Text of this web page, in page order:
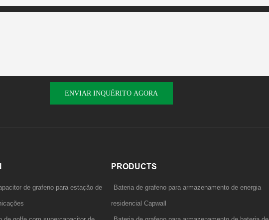
ENVIAR INQUÉRITO AGORA
de grafeno para estação de
PRODUCTS
Bateria de grafeno para armazenamento de energia
residencial Capwall